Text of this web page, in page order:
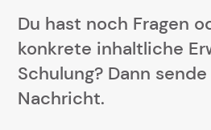
Du hast noch Fragen
konkrete inhaltliche
Schulung? Dann
Nachricht.